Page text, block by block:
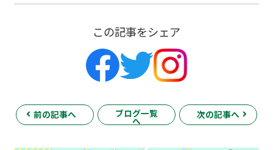
この記事をシェア
前の記事へ ブログ一覧
へ
次の記事へ